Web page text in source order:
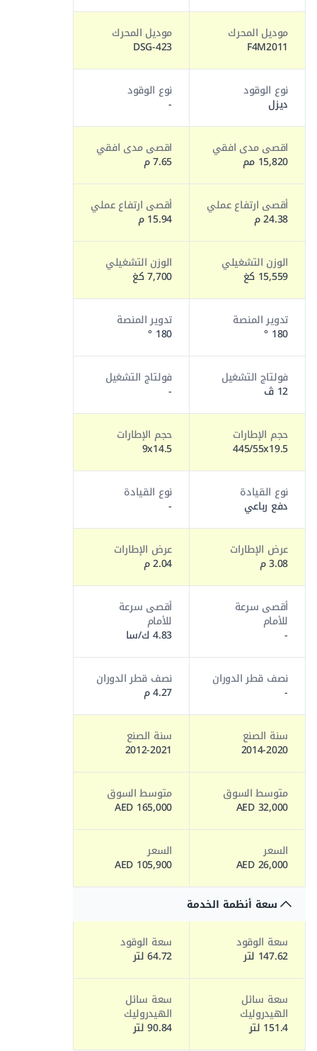
موديل المحرك
F4M2011
موديل المحرك
DSG-423
نوع الوقود
ديزل
نوع الوقود
-
اقصى مدى افقي
15,820 مم
اقصى مدى افقي
7.65 م
أقصى ارتفاع عملي
24.38 م
أقصى ارتفاع عملي
15.94 م
الوزن التشغيلي
15,559 كغ
الوزن التشغيلي
7,700 كغ
تدوير المنصة
180 °
تدوير المنصة
180 °
فولتاج التشغيل
12 ڤ
فولتاج التشغيل
-
حجم الإطارات
445/55x19.5
حجم الإطارات
9x14.5
نوع القيادة
دفع رباعي
نوع القيادة
-
عرض الإطارات
3.08 م
عرض الإطارات
2.04 م
أقصى سرعة
للأمام
-
أقصى سرعة
للأمام
4.83 ك/سا
نصف قطر الدوران
-
نصف قطر الدوران
4.27 م
سنة الصنع
2014-2020
سنة الصنع
2012-2021
متوسط السوق
32,000 AED
متوسط السوق
165,000 AED
السعر
26,000 AED
السعر
105,900 AED
سعة أنظمة الخدمة
سعة الوقود
147.62 لتر
سعة الوقود
64.72 لتر
سعة سائل
الهيدروليك
151.4 لتر
سعة سائل
الهيدروليك
90.84 لتر